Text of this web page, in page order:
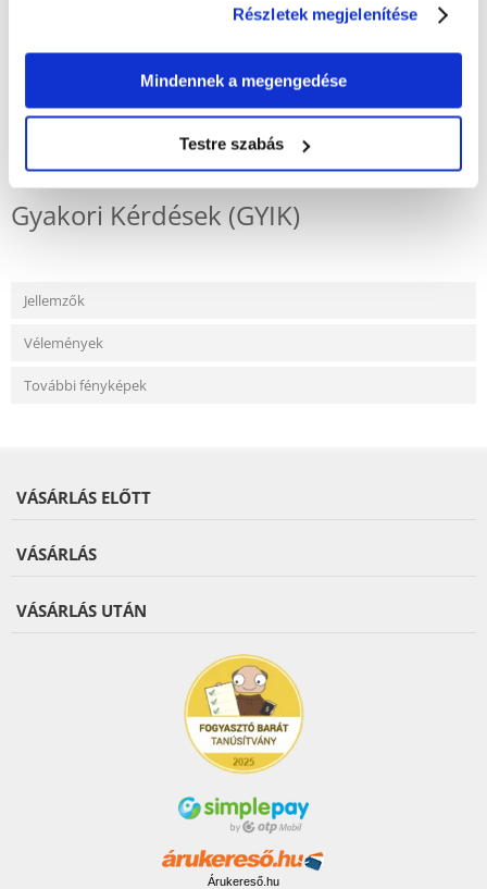
Részletek megjelenítése
Mindennek a megengedése
Testre szabás KÉRDEZZ TŐLÜNK!
Gyakori Kérdések (GYIK)
Jellemzők
Vélemények
További fényképek
VÁSÁRLÁS ELŐTT
VÁSÁRLÁS
VÁSÁRLÁS UTÁN
Árukereső.hu